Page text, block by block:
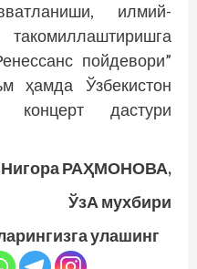
илмий-
пойдевори”
ҳамда Ўзбекистон
концерт дастури
Нигора РАҲМОНОВА,
ЎзА мухбири
улашинг